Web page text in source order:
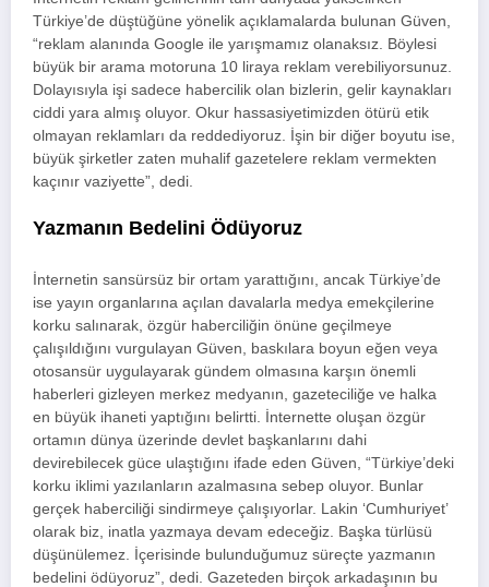
Türkiye’de düştüğüne yönelik açıklamalarda bulunan Güven,
“reklam alanında Google ile yarışmamız olanaksız. Böylesi
büyük bir arama motoruna 10 liraya reklam verebiliyorsunuz.
Dolayısıyla işi sadece habercilik olan bizlerin, gelir kaynakları
ciddi yara almış oluyor. Okur hassasiyetimizden ötürü etik
olmayan reklamları da reddediyoruz. İşin bir diğer boyutu ise,
büyük şirketler zaten muhalif gazetelere reklam vermekten
kaçınır vaziyette”, dedi.
Yazmanın Bedelini Ödüyoruz
İnternetin sansürsüz bir ortam yarattığını, ancak Türkiye’de
ise yayın organlarına açılan davalarla medya emekçilerine
korku salınarak, özgür haberciliğin önüne geçilmeye
çalışıldığını vurgulayan Güven, baskılara boyun eğen veya
otosansür uygulayarak gündem olmasına karşın önemli
haberleri gizleyen merkez medyanın, gazeteciliğe ve halka
en büyük ihaneti yaptığını belirtti. İnternette oluşan özgür
ortamın dünya üzerinde devlet başkanlarını dahi
devirebilecek güce ulaştığını ifade eden Güven, “Türkiye’deki
korku iklimi yazılanların azalmasına sebep oluyor. Bunlar
gerçek haberciliği sindirmeye çalışıyorlar. Lakin ‘Cumhuriyet’
olarak biz, inatla yazmaya devam edeceğiz. Başka türlüsü
düşünülemez. İçerisinde bulunduğumuz süreçte yazmanın
bedelini ödüyoruz”, dedi. Gazeteden birçok arkadaşının bu